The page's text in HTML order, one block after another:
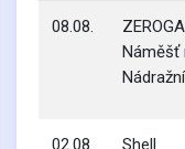
08.08.
Náměšť
Nádražní
02.08.
Shell